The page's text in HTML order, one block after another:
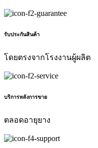
รับประกันสินค้า
โดยตรงจากโรงงานผู้ผลิต
บริการหลังการขาย
ตลอดอายุยาง